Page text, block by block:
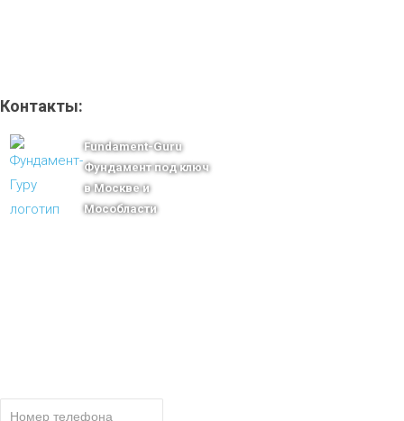
Контакты:
Fundament-Guru
Фундамент под ключ
в Москве и
Мособласти